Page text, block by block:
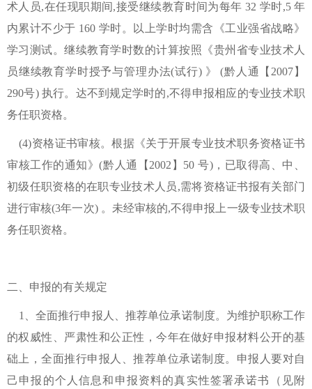
术人员,在任现职期间,接受继续教育时间为每年 32 学时,5 年
内累计不少于 160 学时。以上学时均需含《工业强省战略》
学习测试。继续教育学时数的计算按照《贵州省专业技术人
员继续教育学时授予与管理办法(试行) 》 (黔人通【2007】
290号) 执行。达不到规定学时的,不得申报相应的专业技术职
务任职资格。
(4)资格证书审核。根据《关于开展专业技术职务资格证书
审核工作的通知》(黔人通【2002】50 号)，已取得高、中、
初级任职资格的在职专业技术人员,需将资格证书报有关部门
进行审核(3年一次) 。未经审核的,不得申报上一级专业技术职
务任职资格。
二、申报的有关规定
1、全面推行申报人、推荐单位承诺制度。为维护职称工作
的权威性、严肃性和公正性，今年在做好申报材料公开的基
础上，全面推行申报人、推荐单位承诺制度。申报人要对自
己申报的个人信息和申报资料的真实性签署承诺书（见附